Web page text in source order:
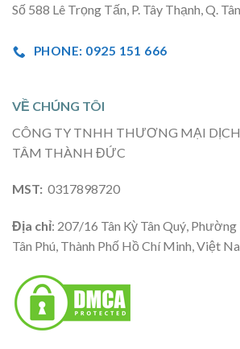
Số 588 Lê Trọng Tấn, P. Tây Thạnh, Q.
PHONE: 0925 151 666
VỀ CHÚNG TÔI
CÔNG TY TNHH THƯƠNG MẠI
TÂM THÀNH ĐỨC
MST: 0317898720
Địa chỉ: 207/16 Tân Kỳ Tân Quý, Phường
Tân Phú, Thành Phố Hồ Chí Minh, Việt